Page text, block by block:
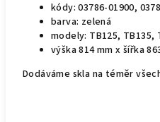
kódy: 03786-01900,
barva: zelená
modely: TB125, TB135,
výška 814 mm x šířka
Dodáváme skla na téměr